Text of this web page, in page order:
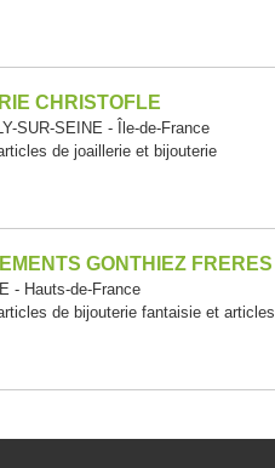
CHRISTOFLE
SUR-SEINE - Île-de-France
de joaillerie et bijouterie
GONTHIEZ FRERES
- Hauts-de-France
de bijouterie fantaisie et articles